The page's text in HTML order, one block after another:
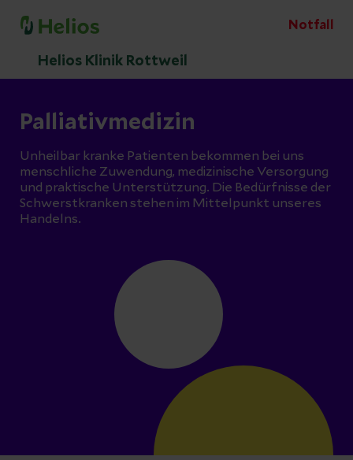
Notfall
Helios Klinik Rottweil
Palliativmedizin
Unheilbar kranke Patienten bekommen bei uns
menschliche Zuwendung, medizinische Versorgung
und praktische Unterstützung. Die Bedürfnisse der
Schwerstkranken stehen im Mittelpunkt unseres
Handelns.